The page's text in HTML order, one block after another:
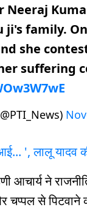
Neeraj
family.
she
suffering
', लालू यादव
आचार्य ने
चप्पल से